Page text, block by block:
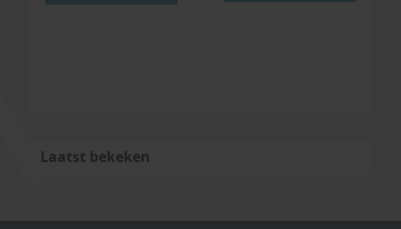
Laatst bekeken